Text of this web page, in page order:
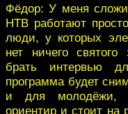
Фёдор: У меня
НТВ работают
люди, у которых
нет ничего
брать интервью
программа будет
и для молодёжи,
ориентир и стоит на